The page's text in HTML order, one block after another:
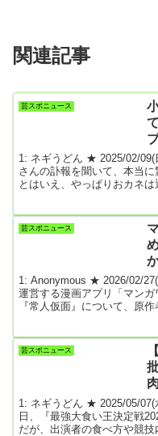
関連記事
芸スポニュース
1: ネギうどん ★ 2025/02/09(
さんの訃報を聞いて、本当に
とはいえ、やっぱりおカネ
んが自宅から緊急搬送され、
島は軽傷で命に別状はない
からの2回の出資で1億数千
芸スポニュース
1: Anonymous ★ 2026/02/
運営する漫画アプリ「マン
『常人仮面』について、原
いたことに言及。「本来で
ませんでした」として、被
芸スポニュース
1: ネギうどん ★ 2025/05/
日、『最強大食い王決定戦
だが、出演者の食べ方や競技